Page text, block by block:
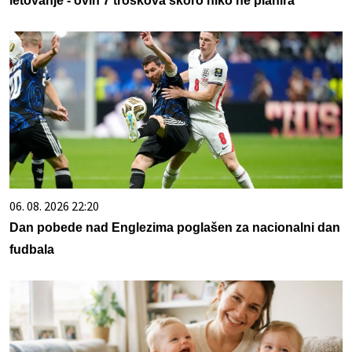
06. 08. 2026 22:20
Dan pobede nad Englezima poglašen za nacionalni dan
fudbala